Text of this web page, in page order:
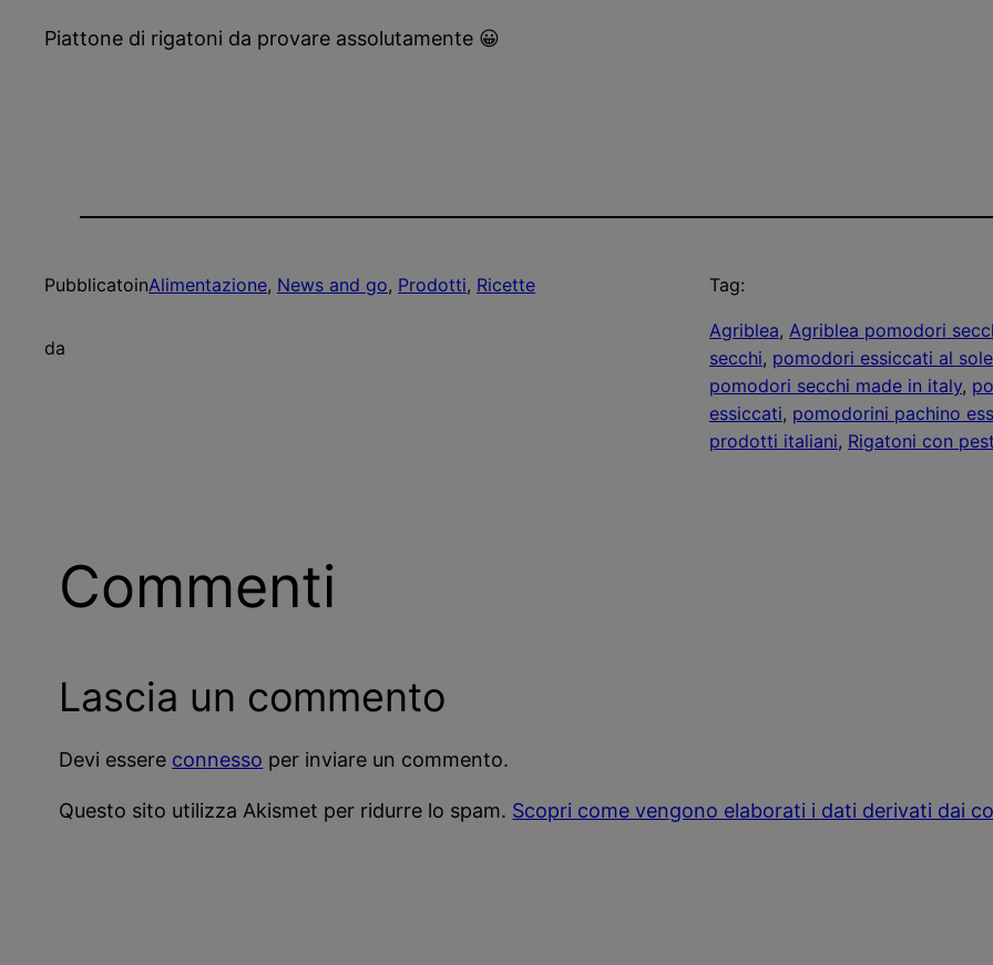
Piattone di rigatoni da provare assolutamente 😀
PubblicatoinAlimentazione, News and go, Prodotti, Ricette
da
Tag:
Agriblea, Agriblea pomodori
secchi, pomodori essiccati al
pomodori secchi made in italy,
essiccati, pomodorini pachino
prodotti italiani, Rigatoni con
Commenti
Lascia un commento
Devi essere connesso per inviare un commento.
Questo sito utilizza Akismet per ridurre lo spam. Scopri come vengono elaborati i dati derivati dai